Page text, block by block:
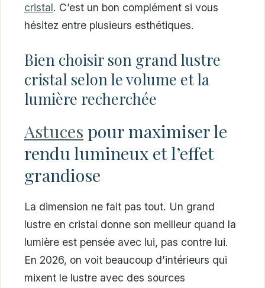
cristal. C’est un bon complément si vous
hésitez entre plusieurs esthétiques.
Bien choisir son grand lustre
cristal selon le volume et la
lumière recherchée
Astuces pour maximiser le
rendu lumineux et l’effet
grandiose
La dimension ne fait pas tout. Un grand
lustre en cristal donne son meilleur quand la
lumière est pensée avec lui, pas contre lui.
En 2026, on voit beaucoup d’intérieurs qui
mixent le lustre avec des sources